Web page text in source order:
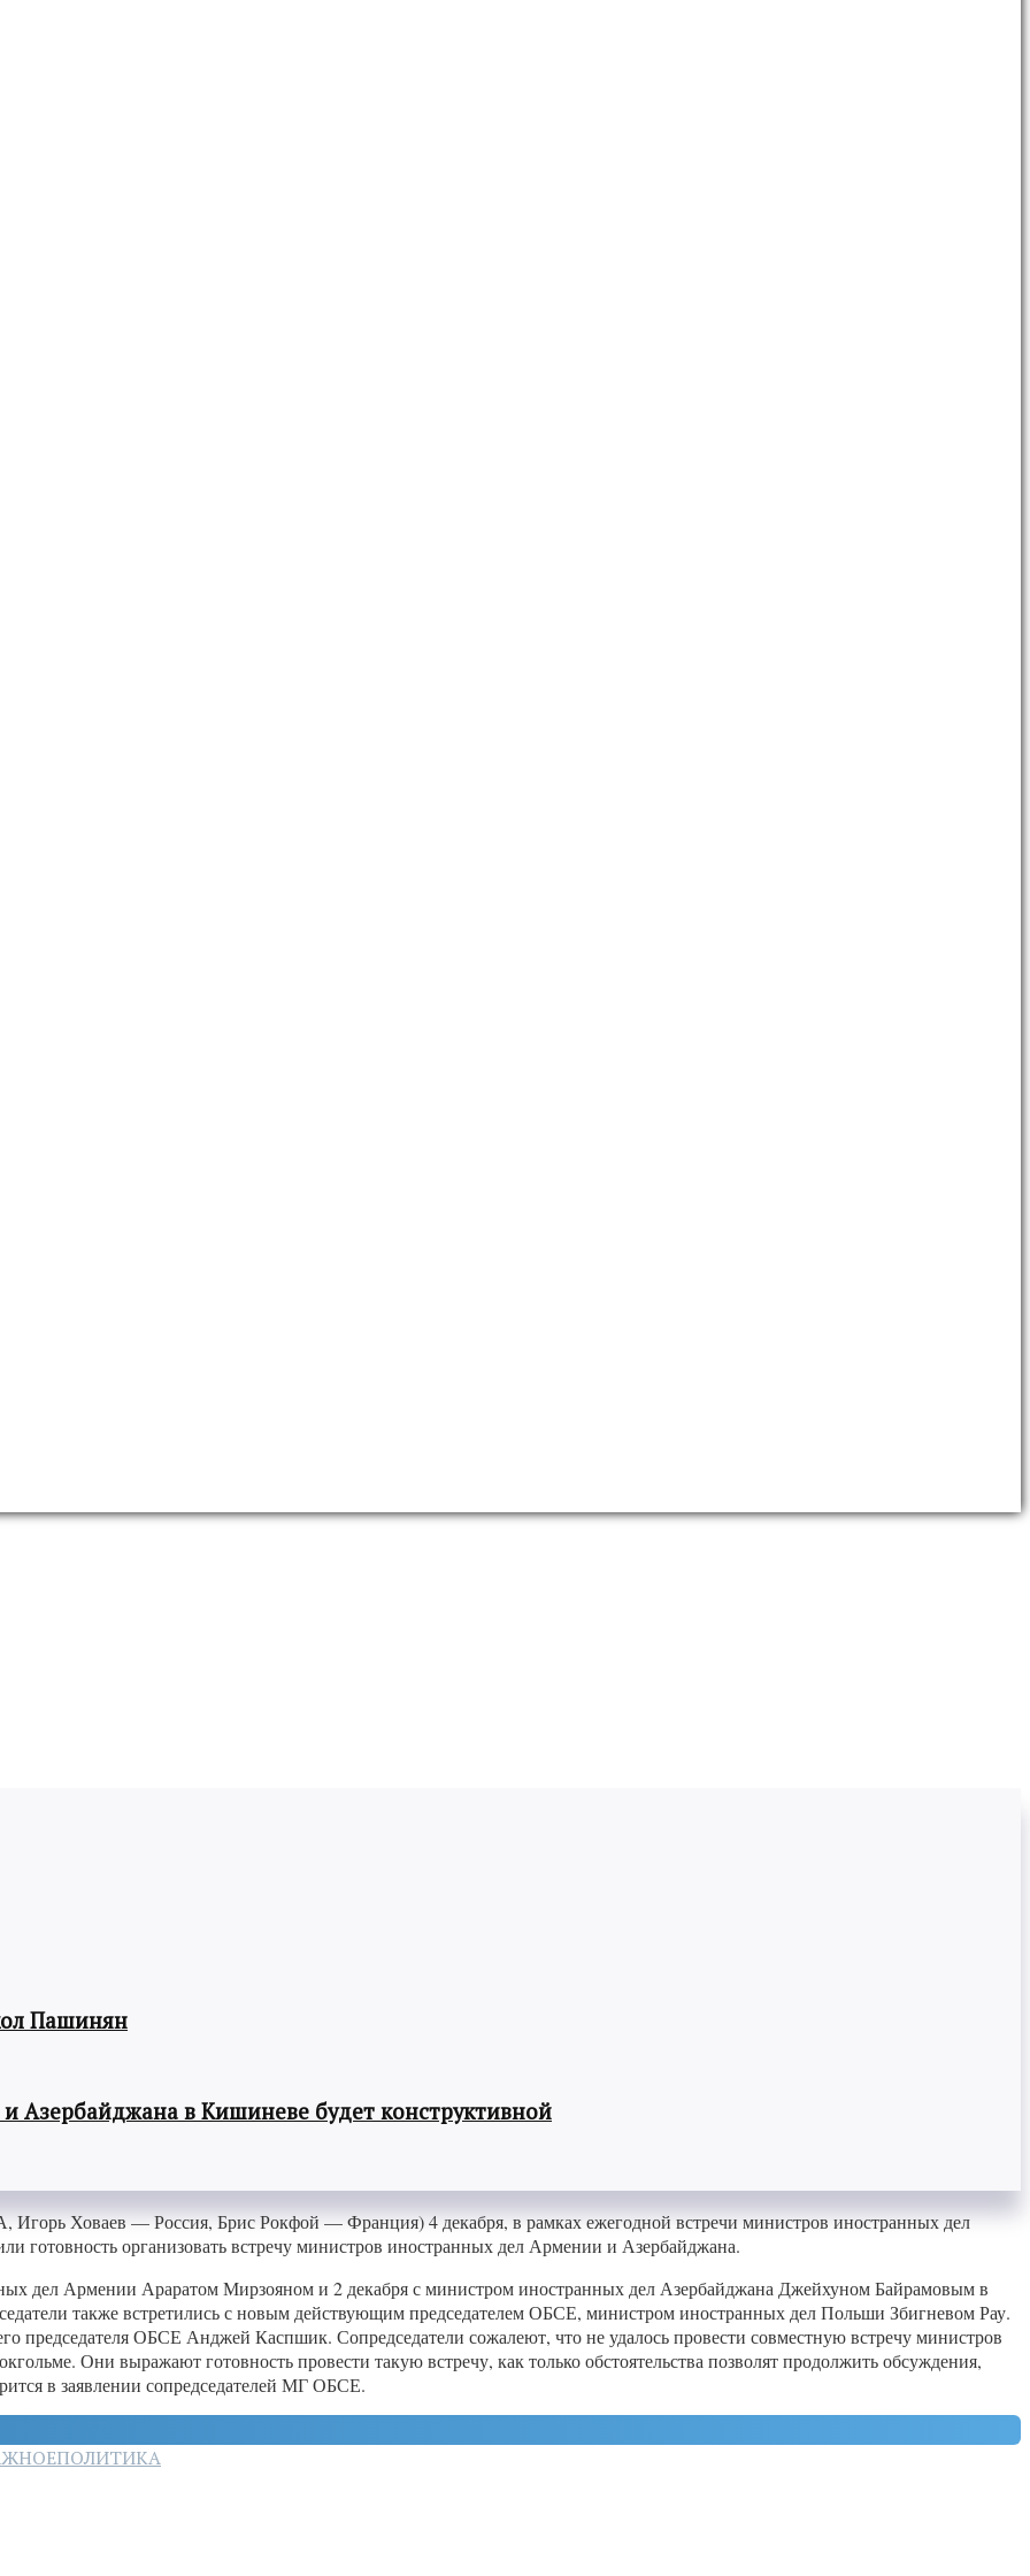
Пашинян
в Кишиневе будет конструктивной
Ховаев — Россия, Брис Рокфой — Франция) 4 декабря, в рамках ежегодной встречи министров иностранных дел
готовность организовать встречу министров иностранных дел Армении и Азербайджана.
дел Армении Араратом Мирзояном и 2 декабря с министром иностранных дел Азербайджана Джейхуном Байрамовым в
также встретились с новым действующим председателем ОБСЕ, министром иностранных дел Польши Збигневом Рау.
председателя ОБСЕ Анджей Каспшик. Сопредседатели сожалеют, что не удалось провести совместную встречу министров
Они выражают готовность провести такую встречу, как только обстоятельства позволят продолжить обсуждения,
в заявлении сопредседателей МГ ОБСЕ.
ПОЛИТИКА